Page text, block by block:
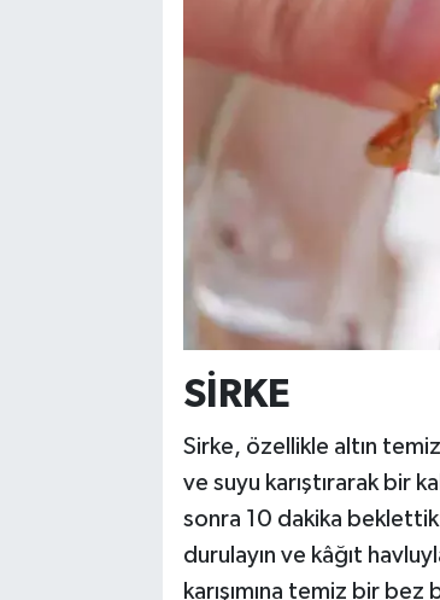
SİRKE
Sirke, özellikle altın
ve suyu karıştırarak bir
sonra 10 dakika
durulayın ve kâğıt
karışımına temiz bir